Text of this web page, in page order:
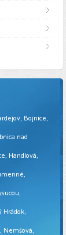
Bojnice,
nad
Handlová,
Nemšová,